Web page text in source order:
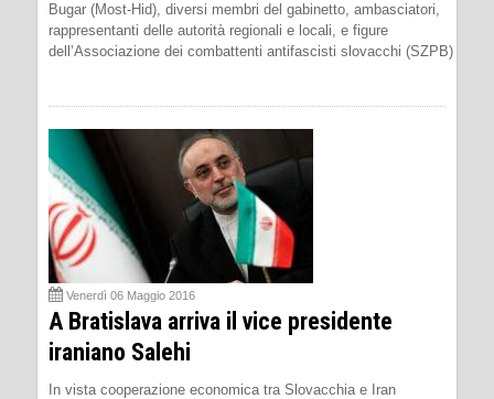
Bugar (Most-Hid), diversi membri del gabinetto, ambasciatori,
rappresentanti delle autorità regionali e locali, e figure
dell’Associazione dei combattenti antifascisti slovacchi (SZPB)
Venerdì 06 Maggio 2016
A Bratislava arriva il vice presidente
iraniano Salehi
In vista cooperazione economica tra Slovacchia e Iran